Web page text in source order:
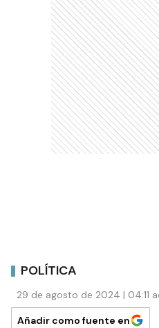
POLÍTICA
29 de agosto de 2024 | 04:11
Añadir como fuente en